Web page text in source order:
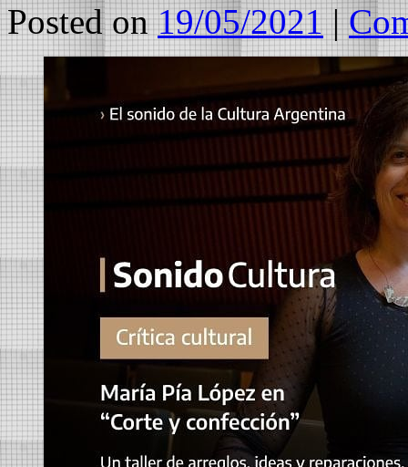
Posted on 19/05/2021 |